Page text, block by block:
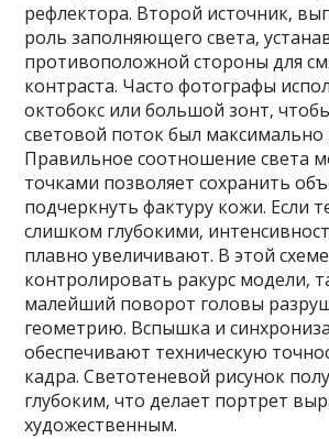
рефлектора. Второй источник‚
роль заполняющего света‚
противоположной стороны для
контраста. Часто фотографы
октобокс или большой зонт‚
световой поток был максимально
Правильное соотношение света
точками позволяет сохранить
подчеркнуть фактуру кожи. Если
слишком глубокими‚
плавно увеличивают. В этой
контролировать ракурс модели‚
малейший поворот головы
геометрию. Вспышка и
обеспечивают техническую
кадра. Светотеневой рисунок
глубоким‚ что делает портрет
художественным.